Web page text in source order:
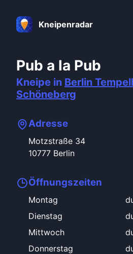
Kneipenradar
Pub a la Pub
Kneipe in Berlin
Schöneberg
Adresse
Motzstraße 34
10777 Berlin
Öffnungszeiten
Montag
Dienstag
Mittwoch
Donnerstag